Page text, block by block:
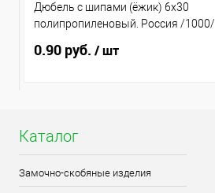
Дюбель с шипами (ёжик) 6х30
полипропиленовый. Россия /1000/
0.90 руб. / шт
Каталог
Замочно-скобяные изделия